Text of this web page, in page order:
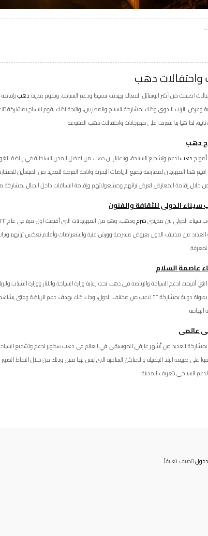
واحتفالات دهب
اصبحت من أكثر الوسائل الفعالة بهدف تنشيط ودعم السياحة، وتقوم مدينةدهب
وعرض التراث البدوى وذلك بمشاركة السياح والمصريين، ونتيجة لذلك يقوم السياح بمشاركة
لذا هيا بنا نتعرف على مهرجانات واحتفالات دهب المتنوعة
دهب
دهبلدعم وتشجيع السياحة، وباعتبار ان دهب من افضل المدن الساحلية في رياضة
هذا المهرجان لممارسة جميع الرياضات البحرية واتاحة الفرصة للعديد من المبتدأين
خلال إقامة المعارض لعرض تراثهم ومشغولاتهم وإقامة السباقات داخل الجبال بمشاركة
الدولى للثقافة والفنون
الدولى بين مدينتيشرم
من مختلف الدول بعروض مسرحية وورش فنية واستعراضات وأفلام تعكس تراثهم
عاصمة السلام
أقيمت لدعم السياحة والرياضة فى دهب تحت رعاية وزارة السياحة والآثار ووزارة الشباب
بوكسينج” وإقامة بطولة دولية بمشاركة ٢٢ لاعب من مختلف الدول، وجاء ذلك بهدف دعم
الهامة
عالمى
بمشاركة العديد من أشهر عازفى الموسيقى في العالم فى دهب سكوير لدعم وتشجيع
على طبيعة البلد الجميلة والاماكن الساحرة التي ليس لها مثيل وذلك من خلال التقاط
السياحى بتعريف للمدينة
لتضيف تعليقاً.